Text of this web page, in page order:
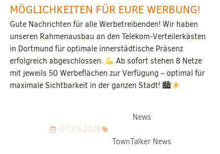
MÖGLICHKEITEN FÜR EURE WERBUNG!
Gute Nachrichten für alle Werbetreibenden! Wir haben
unseren Rahmenausbau an den Telekom-Verteilerkästen
in Dortmund für optimale innerstädtische Präsenz
erfolgreich abgeschlossen.
Ab sofort stehen 8 Netze
mit jeweils 50 Werbeflächen zur Verfügung – optimal für
maximale Sichtbarkeit in der ganzen Stadt! 🏙
07.03.2025
News
,
TownTalker News